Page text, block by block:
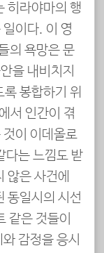
히라야마의 행
이다. 이 영
의 욕망은 문
을 내비치지
봉합하기 위
서 인간이 겪
이 이데올로
다는 느낌도 받
않은 사건에
동일시의 시선
같은 것들이
감정을 응시